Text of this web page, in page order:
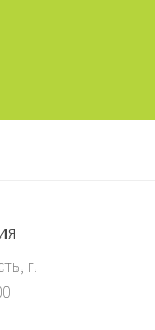
г.